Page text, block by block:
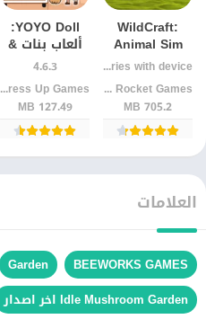
WildCraft:
Animal Sim
Online
Varies with device
Turbo Rocket Games
705.2 MB
YOYO Doll:
ألعاب بنات &
Gacha
للأندرويد
4.6.3
YoYo Dress Up Games
127.49 MB
العلامات
BEEWORKS GAMES
Garden
Idle Mushroom Garden اخر اصدار